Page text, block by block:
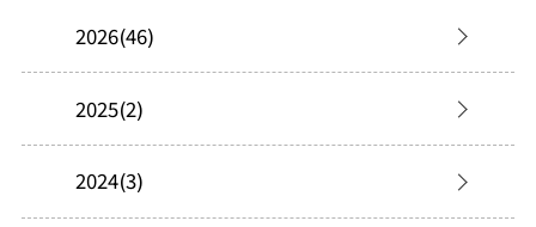
2026(46)
2025(2)
2024(3)